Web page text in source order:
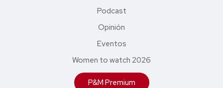
Podcast
Opinión
Eventos
Women to watch 2026
P&M Premium